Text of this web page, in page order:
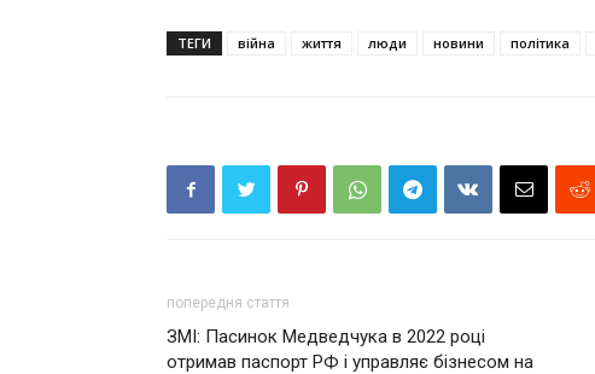
ТЕГИ війна життя люди новини політика
попередня стаття
ЗМІ: Пасинок Медведчука в 2022 році
отримав паспорт РФ і управляє бізнесом на